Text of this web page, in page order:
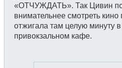
«ОТЧУЖДАТЬ». Так Цивин
внимательнее смотреть
отжигала там целую минуту
привокзальном кафе.